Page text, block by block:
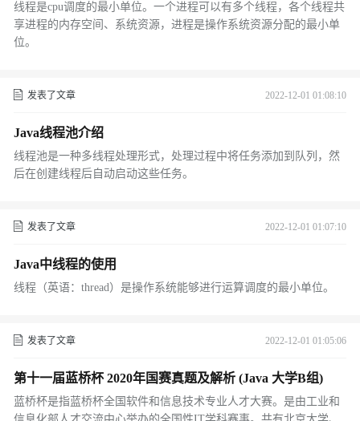
线程是cpu调度的最小单位。一个进程可以有多个线程，各个线程共
享进程的内存空间、系统资源，进程是操作系统资源分配的最小单
位。
发表了文章 2022-12-01 01:08:10
Java线程池介绍
线程池是一种多线程处理形式，处理过程中将任务添加到队列，然
后在创建线程后自动启动这些任务。
发表了文章 2022-12-01 01:07:10
Java中线程的使用
线程（英语：thread）是操作系统能够进行运算调度的最小单位。
发表了文章 2022-12-01 01:05:06
第十一届蓝桥杯 2020年国赛真题及解析 (Java 大学B组)
蓝桥杯是指蓝桥杯全国软件和信息技术专业人才大赛。是由工业和